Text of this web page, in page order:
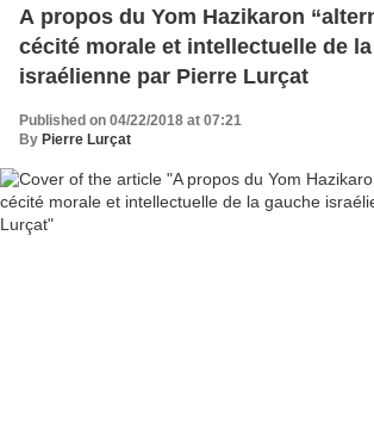
A propos du Yom Hazikaron
cécité morale et intellectuelle de
israélienne par Pierre Lurçat
Published on 04/22/2018 at 07:21
By Pierre Lurçat